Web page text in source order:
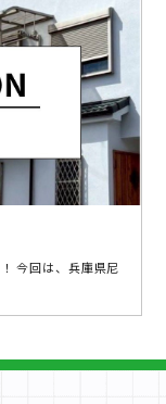
今回は、兵庫県尼